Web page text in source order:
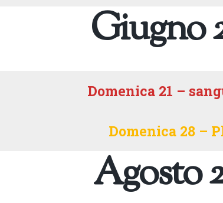
Giugno
Domenica 21 –
Domenica 28 –
Agosto